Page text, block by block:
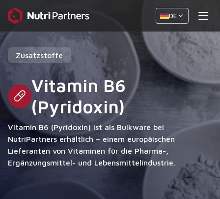
DE
Zusatzstoffe
Vitamin B6
(Pyridoxin)
Vitamin B6 (Pyridoxin) ist als Bulkware bei
NutriPartners erhältlich – einem europäischen
Lieferanten von Vitaminen für die Pharma-,
Ergänzungsmittel- und Lebensmittelindustrie.